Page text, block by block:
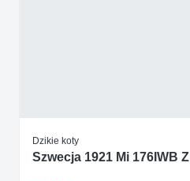
Dzikie koty
Szwecja 1921 Mi 176IWB